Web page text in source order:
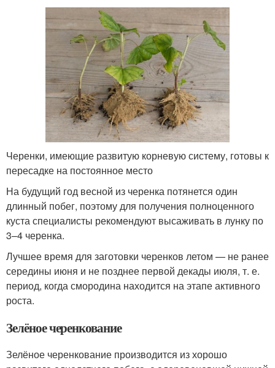
Черенки, имеющие развитую корневую систему, готовы к
пересадке на постоянное место
На будущий год весной из черенка потянется один
длинный побег, поэтому для получения полноценного
куста специалисты рекомендуют высаживать в лунку по
3–4 черенка.
Лучшее время для заготовки черенков летом — не ранее
середины июня и не позднее первой декады июля, т. е.
период, когда смородина находится на этапе активного
роста.
Зелёное черенкование
Зелёное черенкование производится из хорошо